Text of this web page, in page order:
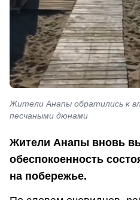
Жители Анапы обратились к
песчаными дюнами
Жители Анапы вновь
обеспокоенность
на побережье.